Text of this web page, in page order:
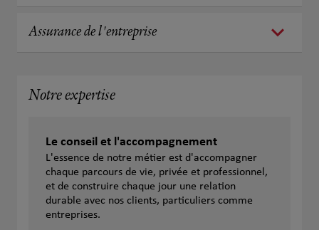
Assurance de l'entreprise
Notre expertise
Le conseil et l'accompagnement
L'essence de notre métier est d'accompagner
chaque parcours de vie, privée et professionnel,
et de construire chaque jour une relation
durable avec nos clients, particuliers comme
entreprises.